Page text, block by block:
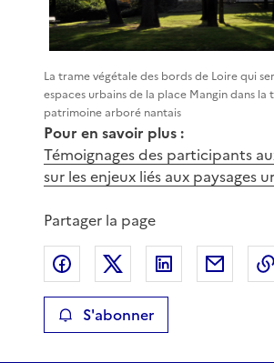
La trame végétale des bords de Loire qui
espaces urbains de la place Mangin dans
patrimoine arboré nantais
Pour en savoir plus :
Témoignages des participants
sur les enjeux liés aux paysages
Partager la page
Partager sur Facebook
Partager sur XPartager sur
S'abonner